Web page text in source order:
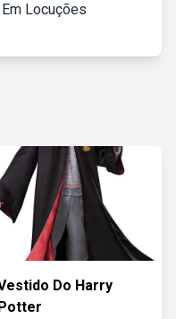
Locuções
Do Harry